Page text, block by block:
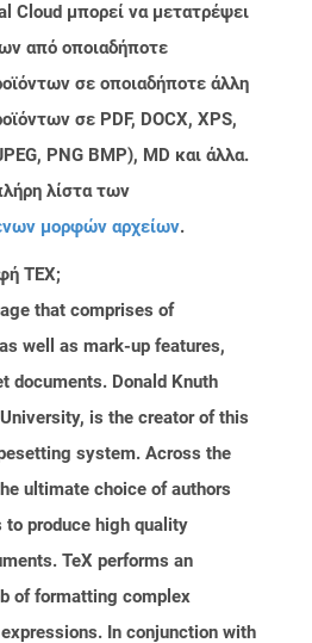
Cloud μπορεί να μετατρέψει
από οποιαδήποτε
σε οποιαδήποτε άλλη
σε PDF, DOCX, XPS,
PNG BMP), MD και άλλα.
λίστα των
μορφών αρχείων.
TEX;
that comprises of
well as mark-up features,
documents. Donald Knuth
is the creator of this
system. Across the
ultimate choice of authors
to produce high quality
TeX performs an
of formatting complex
In conjunction with